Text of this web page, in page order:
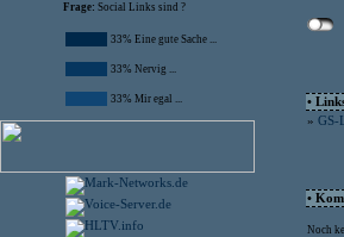
Frage: Social Links sind ?
33% Eine gute Sache ...
33% Nervig ...
33% Mir egal ...
•
» GS-
•
Noch